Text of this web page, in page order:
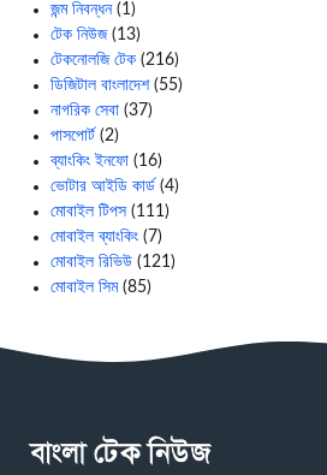
জন্ম নিবন্ধন(1)
টেক নিউজ(13)
টেকনোলজি টেক (216)
ডিজিটাল বাংলাদেশ(55)
নাগরিক সেবা (37)
পাসপোর্ট (2)
ব্যাংকিং ইনফো (16)
ভোটার আইডি কার্ড (4)
মোবাইল টিপস (111)
মোবাইল ব্যাংকিং (7)
মোবাইল রিভিউ (121)
মোবাইল সিম(85)